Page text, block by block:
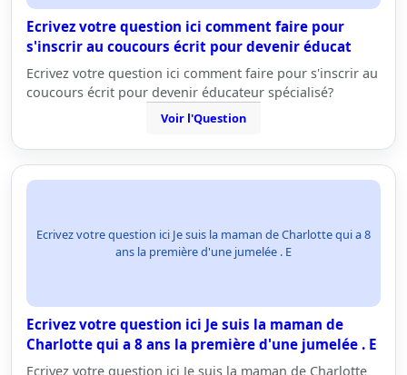
Ecrivez votre question ici comment faire pour
s'inscrir au coucours écrit pour devenir éducat
Ecrivez votre question ici comment faire pour s'inscrir au
coucours écrit pour devenir éducateur spécialisé?
Voir l'Question
Ecrivez votre question ici Je suis la maman de Charlotte qui a 8
ans la première d'une jumelée . E
Ecrivez votre question ici Je suis la maman de
Charlotte qui a 8 ans la première d'une jumelée . E
Ecrivez votre question ici Je suis la maman de Charlotte